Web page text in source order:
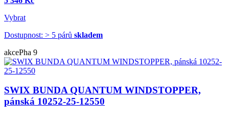
Vybrat
Dostupnost: > 5 párů skladem
akcePha 9
SWIX BUNDA QUANTUM WINDSTOPPER,
pánská 10252-25-12550